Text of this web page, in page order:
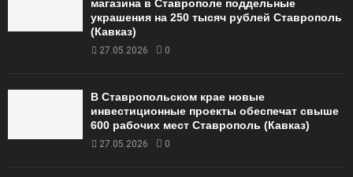
магазина в Ставрополе поддельные
украшения на 250 тысяч рублей Ставрополь
(Кавказ)
27.05.2026 0
В Ставропольском крае новые
инвестиционные проекты обеспечат свыше
600 рабочих мест Ставрополь (Кавказ)
27.05.2026 0